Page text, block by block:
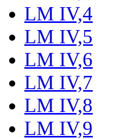
LM IV,4
LM IV,5
LM IV,6
LM IV,7
LM IV,8
LM IV,9